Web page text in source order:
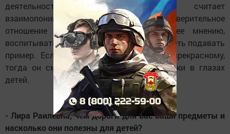
деятельности Лира Раилевна считает
взаимопонимание с учащимися, доверительное
отношение с каждым учеником. По ее мнению,
воспитывать - это не только учить, но и уметь подавать
пример. Если учитель сам стремится к прекрасному,
тогда он сможет зажечь ответные искорки в глазах
детей.
- Лира Раилевна, чем дороги для вас ваши предметы и
насколько они полезны для детей?